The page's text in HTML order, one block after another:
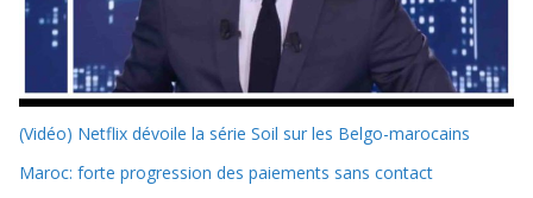
(Vidéo) Netflix dévoile la série Soil sur les Belgo-marocains
Maroc: forte progression des paiements sans contact